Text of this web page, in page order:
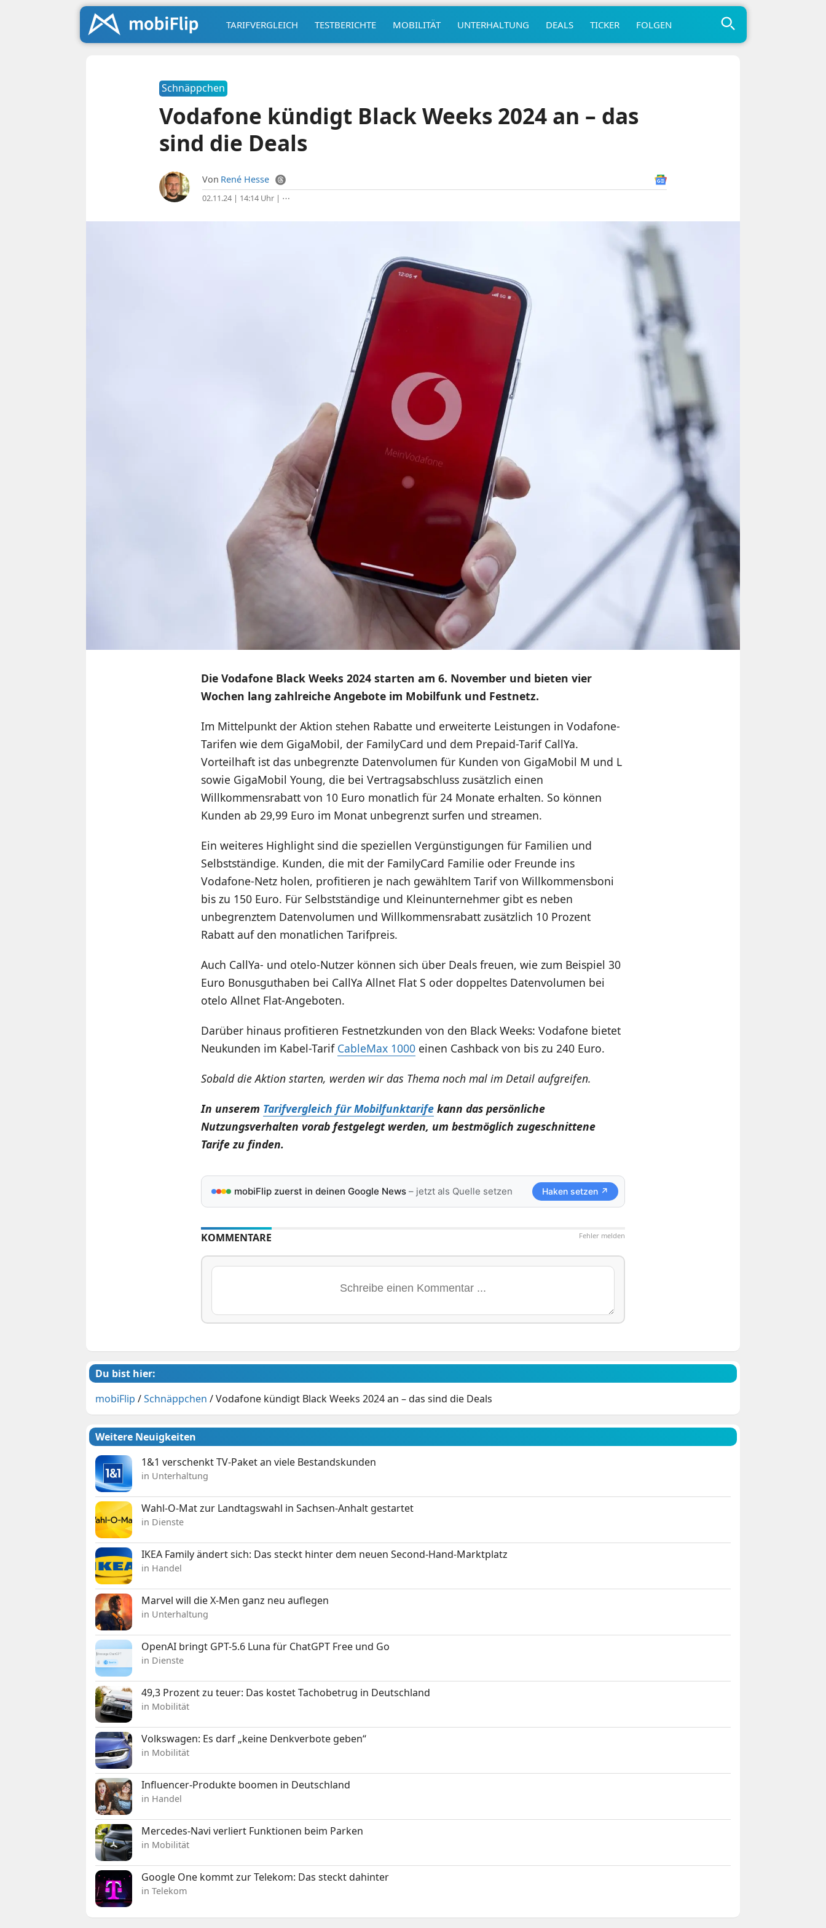
TARIFVERGLEICH TESTBERICHTE MOBILITÄT UNTERHALTUNG DEALS TICKER FOLGEN
Schnäppchen
Vodafone kündigt Black Weeks 2024 an – das
sind die Deals
Von René Hesse
02.11.24 | 14:14 Uhr| ⋯
Die Vodafone Black Weeks 2024 starten am 6. November und bieten vier
Wochen lang zahlreiche Angebote im Mobilfunk und Festnetz.
Im Mittelpunkt der Aktion stehen Rabatte und erweiterte Leistungen in Vodafone-
Tarifen wie dem GigaMobil, der FamilyCard und dem Prepaid-Tarif CallYa.
Vorteilhaft ist das unbegrenzte Datenvolumen für Kunden von GigaMobil M und L
sowie GigaMobil Young, die bei Vertragsabschluss zusätzlich einen
Willkommensrabatt von 10 Euro monatlich für 24 Monate erhalten. So können
Kunden ab 29,99 Euro im Monat unbegrenzt surfen und streamen.
Ein weiteres Highlight sind die speziellen Vergünstigungen für Familien und
Selbstständige. Kunden, die mit der FamilyCard Familie oder Freunde ins
Vodafone-Netz holen, profitieren je nach gewähltem Tarif von Willkommensboni
bis zu 150 Euro. Für Selbstständige und Kleinunternehmer gibt es neben
unbegrenztem Datenvolumen und Willkommensrabatt zusätzlich 10 Prozent
Rabatt auf den monatlichen Tarifpreis.
Auch CallYa- und otelo-Nutzer können sich über Deals freuen, wie zum Beispiel 30
Euro Bonusguthaben bei CallYa Allnet Flat S oder doppeltes Datenvolumen bei
otelo Allnet Flat-Angeboten.
Darüber hinaus profitieren Festnetzkunden von den Black Weeks: Vodafone bietet
Neukunden im Kabel-Tarif CableMax 1000einen Cashback von bis zu 240 Euro.
Sobald die Aktion starten, werden wir das Thema noch mal im Detail aufgreifen.
In unserem Tarifvergleich für Mobilfunktarifekann das persönliche
Nutzungsverhalten vorab festgelegt werden, um bestmöglich zugeschnittene
Tarife zu finden.
mobiFlip zuerst in deinen Google News– jetzt als Quelle setzen Haken setzen ↗
Fehler melden
KOMMENTARE
Du bist hier:
mobiFlip /Schnäppchen /Vodafone kündigt Black Weeks 2024 an – das sind die Deals
Weitere Neuigkeiten
1&1 verschenkt TV-Paket an viele Bestandskunden
in Unterhaltung
Wahl-O-Mat zur Landtagswahl in Sachsen-Anhalt gestartet
in Dienste
IKEA Family ändert sich: Das steckt hinter dem neuen Second-Hand-Marktplatz
in Handel
Marvel will die X-Men ganz neu auflegen
in Unterhaltung
OpenAI bringt GPT-5.6 Luna für ChatGPT Free und Go
in Dienste
49,3 Prozent zu teuer: Das kostet Tachobetrug in Deutschland
in Mobilität
Volkswagen: Es darf „keine Denkverbote geben“
in Mobilität
Influencer-Produkte boomen in Deutschland
in Handel
Mercedes-Navi verliert Funktionen beim Parken
in Mobilität
Google One kommt zur Telekom: Das steckt dahinter
in Telekom